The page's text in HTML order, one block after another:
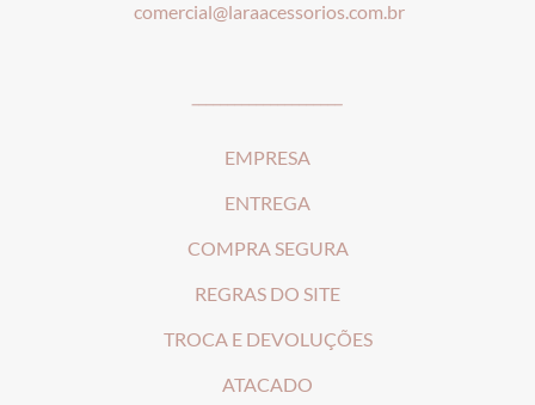
comercial@laraacessorios.com.br
EMPRESA
ENTREGA
COMPRA SEGURA
REGRAS DO SITE
TROCA E DEVOLUÇÕES
ATACADO